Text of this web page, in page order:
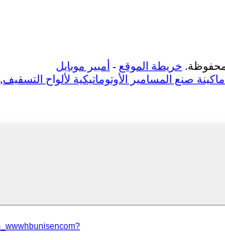
خريطة الموقع - أمبير موبايل
ماكينة صنع المسامير الأوتوماتيكية لألواح التسقيف,